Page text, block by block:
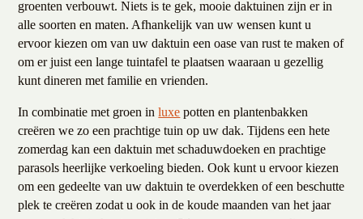
groenten verbouwt. Niets is te gek, mooie daktuinen zijn er in
alle soorten en maten. Afhankelijk van uw wensen kunt u
ervoor kiezen om van uw daktuin een oase van rust te maken of
om er juist een lange tuintafel te plaatsen waaraan u gezellig
kunt dineren met familie en vrienden.
In combinatie met groen inluxe potten en plantenbakken
creëren we zo een prachtige tuin op uw dak. Tijdens een hete
zomerdag kan een daktuin met schaduwdoeken en prachtige
parasols heerlijke verkoeling bieden. Ook kunt u ervoor kiezen
om een gedeelte van uw daktuin te overdekken of een beschutte
plek te creëren zodat u ook in de koude maanden van het jaar